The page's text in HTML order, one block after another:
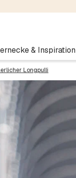
& Inspiration
Longpulli